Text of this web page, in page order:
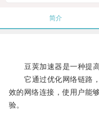
简介
豆荚加速器是一种提高
它通过优化网络链路，
效的网络连接，使用户能
验。